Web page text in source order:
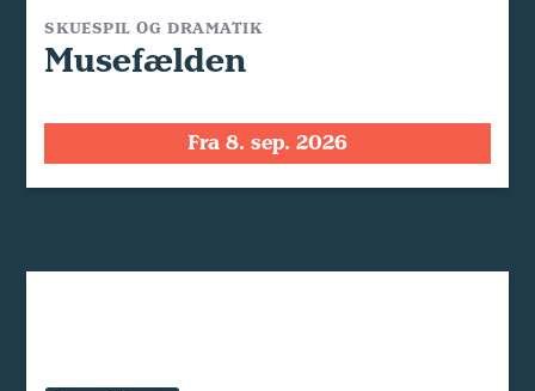
SKUESPIL OG DRAMATIK
Musefælden
Fra 8. sep. 2026